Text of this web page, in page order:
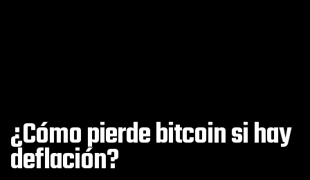
¿Cómo pierde bitcoin si hay
deflación?